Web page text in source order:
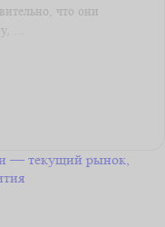
что они
...